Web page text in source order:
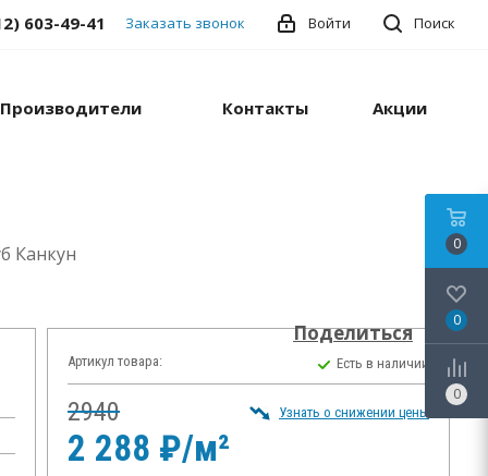
Поиск
Войти
603-49-41 Заказать звонок
Производители Контакты Акции
Канкун
Поделиться
Артикул товара: Есть в наличии
2940
2 288 ₽/м²
Узнать о снижении цены
0
0
0